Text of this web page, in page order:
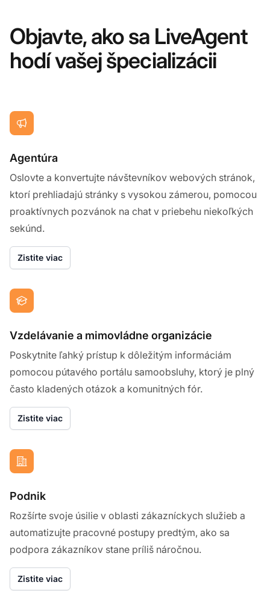
Objavte, ako sa LiveAgent
hodí vašej špecializácii
Agentúra
Oslovte a konvertujte návštevníkov webových stránok,
ktorí prehliadajú stránky s vysokou zámerou, pomocou
proaktívnych pozvánok na chat v priebehu niekoľkých
sekúnd.
Zistite viac
Vzdelávanie a mimovládne organizácie
Poskytnite ľahký prístup k dôležitým informáciám
pomocou pútavého portálu samoobsluhy, ktorý je plný
často kladených otázok a komunitných fór.
Zistite viac
Podnik
Rozšírte svoje úsilie v oblasti zákazníckych služieb a
automatizujte pracovné postupy predtým, ako sa
podpora zákazníkov stane príliš náročnou.
Zistite viac